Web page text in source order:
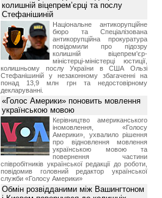
колишній віцепрем’єрці та послу
Стефанішиній
Національне антикорупційне
бюро та Спеціалізована
антикорупційна прокуратура
повідомили про підозру
колишній віцепрем'єр-
міністерці-міністерці юстиції,
колишньому послу України в США Ользі
Стефанішиній у незаконному збагаченні на
понад 13,9 млн грн та недостовірному
декларуванні.
«Голос Америки» поновить мовлення
українською мовою
Керівництво американського
іномовлення, «Голосу
Америки», ухвалило рішення
про відновлення мовлення
українською мовою та
повернення частини
співробітників української редакції до роботи,
повідомив головний редактор української
служби «Голосу Америки»
Обмін розвідданими між Вашингтоном